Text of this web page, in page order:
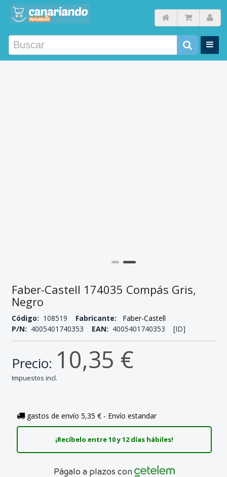
Faber-Castell 174035 Compás Gris,
Negro
Código: 108519 Fabricante:
Faber-Castell
P/N: 4005401740353 EAN: 4005401740353 [ID]
Precio: 10,35 €
Impuestos incl.
gastos de envío 5,35 € - Envío estandar
¡Recíbelo entre 10 y 12 días hábiles!
Págalo a plazos con